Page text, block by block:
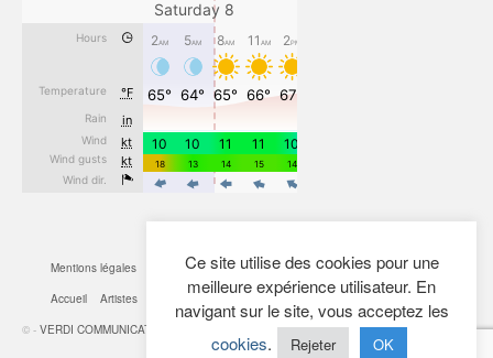
Mentions légales Cookies Confidentialité Plan du site
Contact
Accueil
Artistes
Mon Compte
© - VERDI COMMUNICATION
Ce site utilise des cookies pour une
meilleure expérience utilisateur. En
navigant sur le site, vous acceptez les
cookies. Rejeter OK